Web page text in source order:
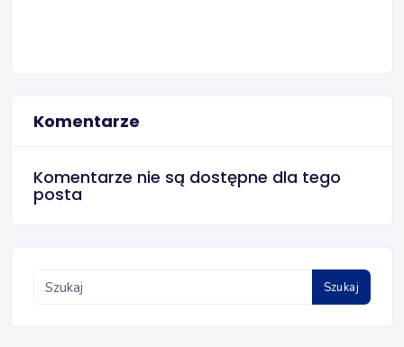
Komentarze
Komentarze nie są dostępne dla tego
posta
Szukaj